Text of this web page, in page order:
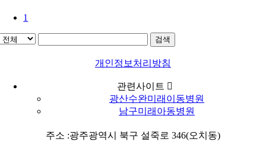
1
검색
개인정보처리방침
관련사이트
광산수완미래이동병원
남구미래아동병원
주소 :광주광역시 북구 설죽로 346(오치동)